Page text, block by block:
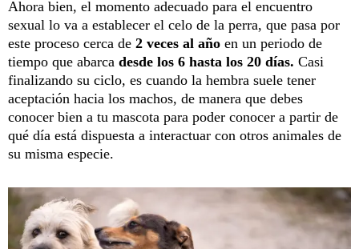
Ahora bien, el momento adecuado para el encuentro
sexual lo va a establecer el celo de la perra, que pasa por
este proceso cerca de 2 veces al año en un periodo de
tiempo que abarca desde los 6 hasta los 20 días. Casi
finalizando su ciclo, es cuando la hembra suele tener
aceptación hacia los machos, de manera que debes
conocer bien a tu mascota para poder conocer a partir de
qué día está dispuesta a interactuar con otros animales de
su misma especie.